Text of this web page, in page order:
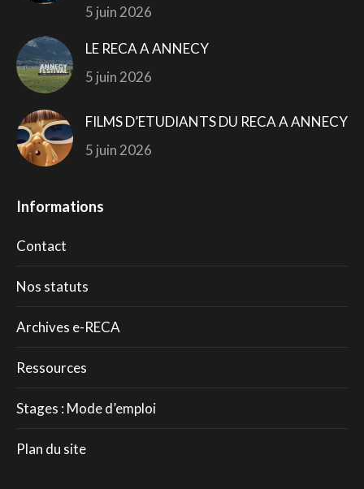
5 juin 2026
LE RECA A ANNECY
5 juin 2026
FILMS D’ETUDIANTS DU RECA A ANNECY
5 juin 2026
Informations
Contact
Nos statuts
Archives e-RECA
Ressources
Stages : Mode d’emploi
Plan du site